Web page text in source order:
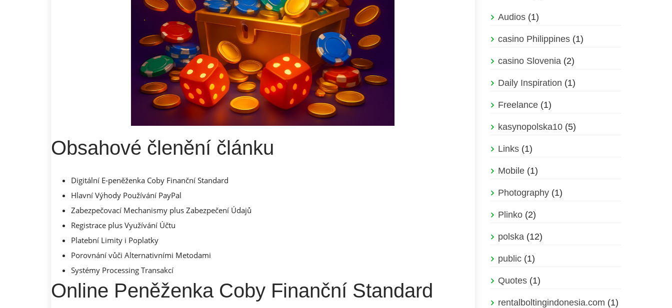
Obsahové členění článku
Digitální E-peněženka Coby Finanční Standard
Hlavní Výhody Používání PayPal
Zabezpečovací Mechanismy plus Zabezpečení Údajů
Registrace plus Využívání Účtu
Platební Limity i Poplatky
Porovnání vůči Alternativními Metodami
Systémy Processing Transakcí
Online Peněženka Coby Finanční Standard
Audios(1)
casino Philippines(1)
casino Slovenia(2)
Daily Inspiration (1)
Freelance(1)
kasynopolska10(5)
Links(1)
Mobile(1)
Photography(1)
Plinko(2)
polska(12)
public(1)
Quotes(1)
rentalboltingindonesia.com (1)